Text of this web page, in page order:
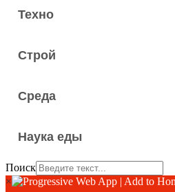
Техно
Строй
Среда
Наука еды
Поиск
×